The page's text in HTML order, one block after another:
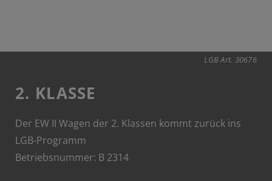
LGB Art. 30676
2. KLASSE
Der EW II Wagen der 2. Klassen kommt zurück ins
LGB-Programm
Betriebsnummer: B 2314